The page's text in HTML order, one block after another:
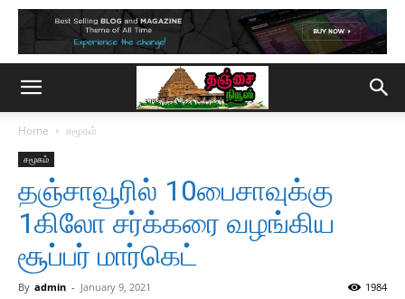
Home சமூகம்
சமூகம்
தஞ்சாவூரில் 10பைசாவுக்கு
1கிலோ சர்க்கரை வழங்கிய
சூப்பர் மார்கெட்
By admin - January 9, 2021 1984